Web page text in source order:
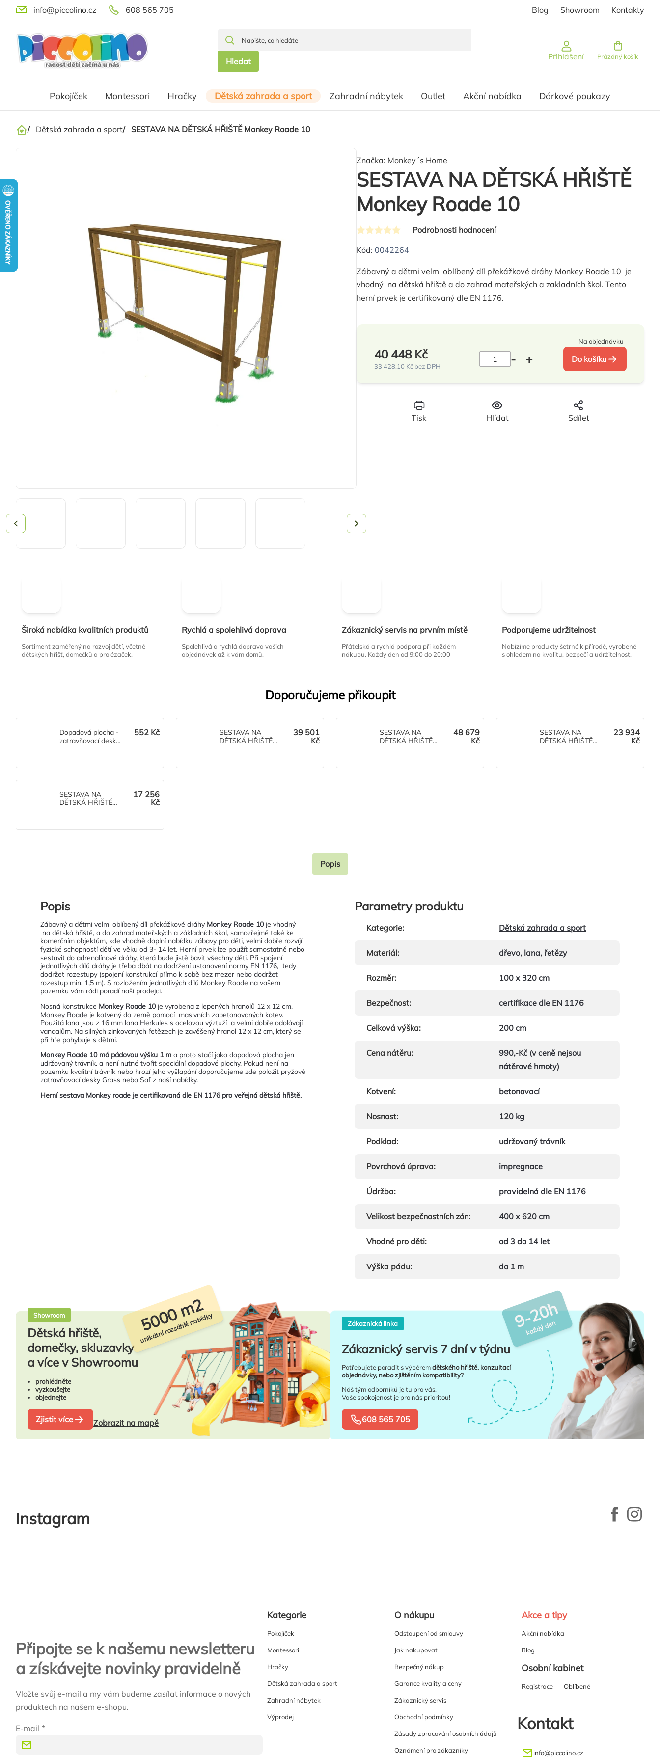
Přejít
obsah
608 565 705
info@piccolino.cz Blog Showroom Kontakty
Hledat Přihlášení Nákupní košík
Prázdný košík
Pokojíček Montessori Hračky Dětská zahrada a sport Zahradní nábytek Outlet Akční nabídka Dárkové poukazy
Domů
/ Dětská zahrada a sport/ SESTAVA NA DĚTSKÁ HŘIŠTĚ Monkey Roade 10
SESTAVA NA DĚTSKÁ HŘIŠTĚ
Monkey Roade 10
Průměrné
hodnocení
je
0,0
z
Podrobnosti hodnocení
Značka: Monkey´s Home
Kód: 0042264
Zábavný a dětmi velmi oblíbený díl překážkové dráhy Monkey Roade 10 je
vhodný na dětská hřiště a do zahrad mateřských a zakladních škol. Tento
herní prvek je certifikovaný dle EN 1176.
Tisk Hlídat Sdílet
Na objednávku
40 448 Kč
33 428,10 Kč bez DPH
Do košíku
Široká nabídka kvalitních produktů
Sortiment zaměřený na rozvoj dětí, včetně
dětských hřišť, domečků a prolézaček.
Rychlá a spolehlivá doprava
Spolehlivá a rychlá doprava vašich
objednávek až k vám domů.
Zákaznický servis na prvním místě
Přátelská a rychlá podpora při každém
nákupu. Každý den od 9:00 do 20:00
Podporujeme udržitelnost
Nabízíme produkty šetrné k přírodě, vyrobené
s ohledem na kvalitu, bezpečí a udržitelnost.
Doporučujeme přikoupit
Dopadová plocha -
zatravňovací deska
552 Kč
SESTAVA NA
DĚTSKÁ HŘIŠTĚ
39 501
Kč
SESTAVA NA
DĚTSKÁ HŘIŠTĚ
48 679
Kč
SESTAVA NA
DĚTSKÁ HŘIŠTĚ
23 934
Kč
SESTAVA NA
DĚTSKÁ HŘIŠTĚ
17 256
Kč
Popis
Popis
Zábavný a dětmi velmi oblíbený díl překážkové dráhy Monkey Roade 10je vhodný
na dětská hřiště, a do zahrad mateřských a základních škol, samozřejmě také ke
komerčním objektům, kde vhodně doplní nabídku zábavy pro děti, velmi dobře rozvíjí
fyzické schopností dětí ve věku od 3- 14 let. Herní prvek lze použít samostatně nebo
sestavit do adrenalínové dráhy, která bude jistě bavit všechny děti. Při spojení
jednotlivých dílů dráhy je třeba dbát na dodržení ustanovení normy EN 1176, tedy
dodržet rozestupy (spojení konstrukcí přímo k sobě bez mezer nebo dodržet
rozestup min. 1,5 m). S rozložením jednotlivých dílů Monkey Roade na vašem
pozemku vám rádi poradí naši prodejci.
Nosná konstrukce Monkey Roade 10je vyrobena z lepených hranolů 12 x 12 cm.
Monkey Roade je kotvený do země pomocí masivních zabetonovaných kotev.
Použitá lana jsou z 16 mm lana Herkules s ocelovou výztuží a velmi dobře odolávají
vandalům. Na silných zinkovaných řetězech je zavěšený hranol 12 x 12 cm, který se
při hře pohybuje s dětmi.
Monkey Roade 10 má pádovou výšku 1 m a proto stačí jako dopadová plocha jen
udržovaný trávník. a není nutné tvořit speciální dopadové plochy. Pokud není na
pozemku kvalitní trávník nebo hrozí jeho vyšlapání doporučujeme zde položit pryžové
zatravňovací desky Grass nebo Saf z naší nabídky.
Herní sestava Monkey roade je certifikovaná dle EN 1176 pro veřejná dětská hřiště.
Parametry produktu
Kategorie: Dětská zahrada a sport
Materiál: dřevo, lana, řetězy
Rozměr: 100 x 320 cm
Bezpečnost: certifikace dle EN 1176
Celková výška: 200 cm
Cena nátěru:
990,-Kč (v ceně nejsou
nátěrové hmoty)
Kotvení: betonovací
Nosnost: 120 kg
Podklad: udržovaný trávník
Povrchová úprava: impregnace
Údržba: pravidelná dle EN 1176
Velikost bezpečnostních zón: 400 x 620 cm
Vhodné pro děti: od 3 do 14 let
Výška pádu: do 1 m
Showroom
Dětská hřiště,
domečky, skluzavky
a více v Showroomu
prohlédněte
vyzkoušejte
objednejte
Zjistit více Zobrazit na mapě
5000 m2
unikátní rozsáhlé nabídky Zákaznická linka
Zákaznický servis 7 dní v týdnu
Potřebujete poradit s výběremdětského hřiště, konzultací
objednávky, nebo zjištěním kompatibility?
Náš tým odborníků je tu pro vás.
Vaše spokojenost je pro nás prioritou!
608 565 705
9-20h
každý den
Instagram
Připojte se k našemu newsletteru
a získávejte novinky pravidelně
Vložte svůj e-mail a my vám budeme zasílat informace o nových
produktech na našem e-shopu.
E-mail
Kategorie
Pokojíček
Montessori
Hračky
Dětská zahrada a sport
Zahradní nábytek
Výprodej
O nákupu
Odstoupení od smlouvy
Jak nakupovat
Bezpečný nákup
Garance kvality a ceny
Zákaznický servis
Obchodní podmínky
Zásady zpracování osobních údajů
Oznámení pro zákazníky
Akce a tipy
Akční nabídka
Blog
Osobní kabinet
Registrace Oblíbené
Kontakt
info@piccolino.cz